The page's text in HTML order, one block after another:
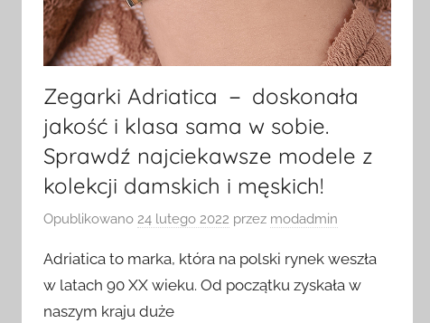
Zegarki Adriatica － doskonała
jakość i klasa sama w sobie.
Sprawdź najciekawsze modele z
kolekcji damskich i męskich!
Opublikowano 24 lutego 2022 przez modadmin
Adriatica to marka, która na polski rynek weszła
w latach 90 XX wieku. Od początku zyskała w
naszym kraju duże